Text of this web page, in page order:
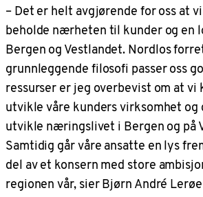
– Det er helt avgjørende for oss at
beholde nærheten til kunder og en
Bergen og Vestlandet. Nordlos
grunnleggende filosofi passer oss
ressurser er jeg overbevist om at
utvikle våre kunders virksomhet
utvikle næringslivet i Bergen og på
Samtidig går våre ansatte en lys
del av et konsern med store
regionen vår, sier Bjørn André